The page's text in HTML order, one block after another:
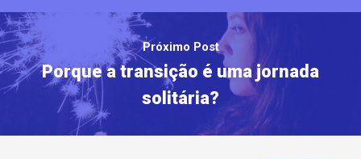
Próximo Post
Porque a transição é uma jornada
solitária?